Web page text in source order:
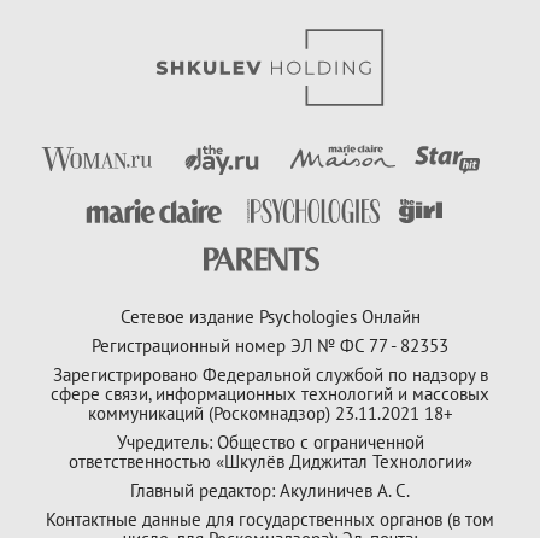
Сетевое издание Psychologies Онлайн
Регистрационный номер ЭЛ № ФС 77 - 82353
Зарегистрировано Федеральной службой по надзору в
сфере связи, информационных технологий и массовых
коммуникаций (Роскомнадзор) 23.11.2021 18+
Учредитель: Общество с ограниченной
ответственностью «Шкулёв Диджитал Технологии»
Главный редактор: Акулиничев А. С.
Контактные данные для государственных органов (в том